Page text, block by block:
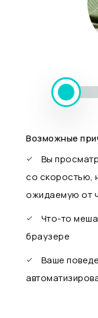
Возможные
Вы
со скоростью,
ожидаемую от
Что-то
браузере
Ваше